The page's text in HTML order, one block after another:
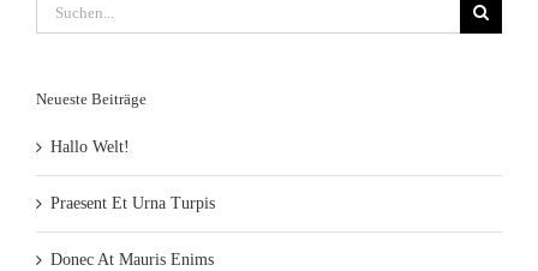
Suche
nach:
Neueste Beiträge
Hallo Welt!
Praesent Et Urna Turpis
Donec At Mauris Enims